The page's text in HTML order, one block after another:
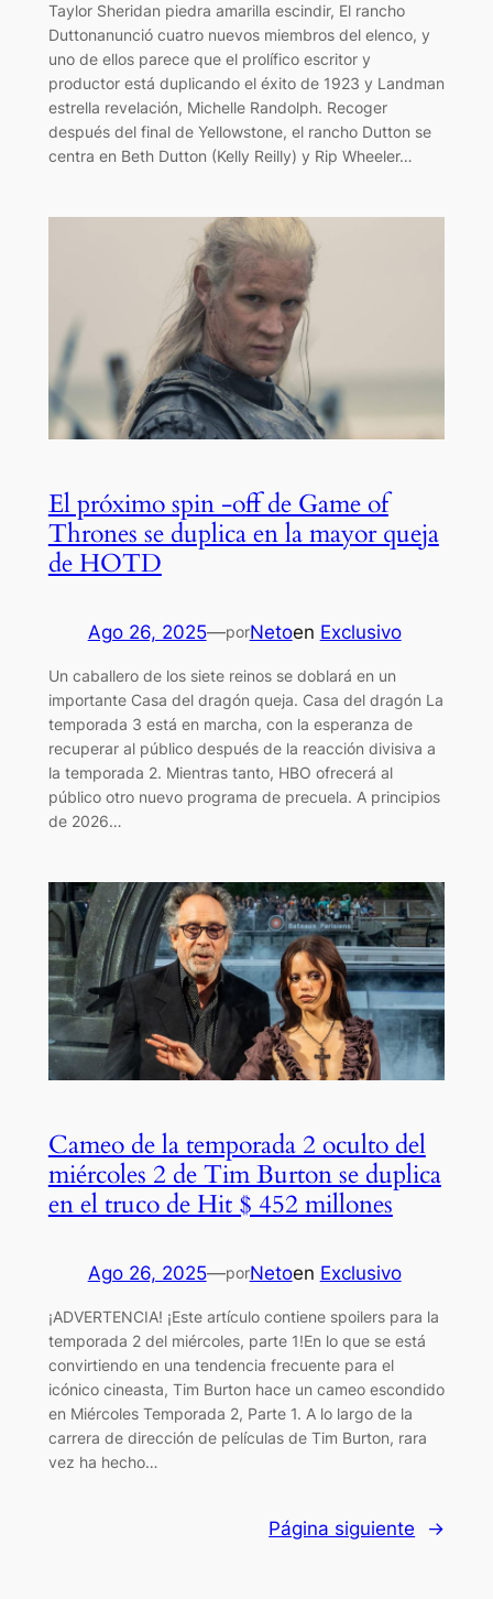
Taylor Sheridan piedra amarilla escindir, El rancho
Duttonanunció cuatro nuevos miembros del elenco, y
uno de ellos parece que el prolífico escritor y
productor está duplicando el éxito de 1923 y Landman
estrella revelación, Michelle Randolph. Recoger
después del final de Yellowstone, el rancho Dutton se
centra en Beth Dutton (Kelly Reilly) y Rip Wheeler…
El próximo spin -off de Game of
Thrones se duplica en la mayor queja
de HOTD
Ago 26, 2025—porNetoen Exclusivo
Un caballero de los siete reinos se doblará en un
importante Casa del dragón queja. Casa del dragón La
temporada 3 está en marcha, con la esperanza de
recuperar al público después de la reacción divisiva a
la temporada 2. Mientras tanto, HBO ofrecerá al
público otro nuevo programa de precuela. A principios
de 2026…
Cameo de la temporada 2 oculto del
miércoles 2 de Tim Burton se duplica
en el truco de Hit $ 452 millones
Ago 26, 2025—porNetoen Exclusivo
¡ADVERTENCIA! ¡Este artículo contiene spoilers para la
temporada 2 del miércoles, parte 1!En lo que se está
convirtiendo en una tendencia frecuente para el
icónico cineasta, Tim Burton hace un cameo escondido
en Miércoles Temporada 2, Parte 1. A lo largo de la
carrera de dirección de películas de Tim Burton, rara
vez ha hecho…
Página siguiente →